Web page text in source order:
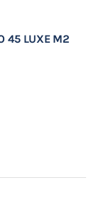
45 LUXE M2